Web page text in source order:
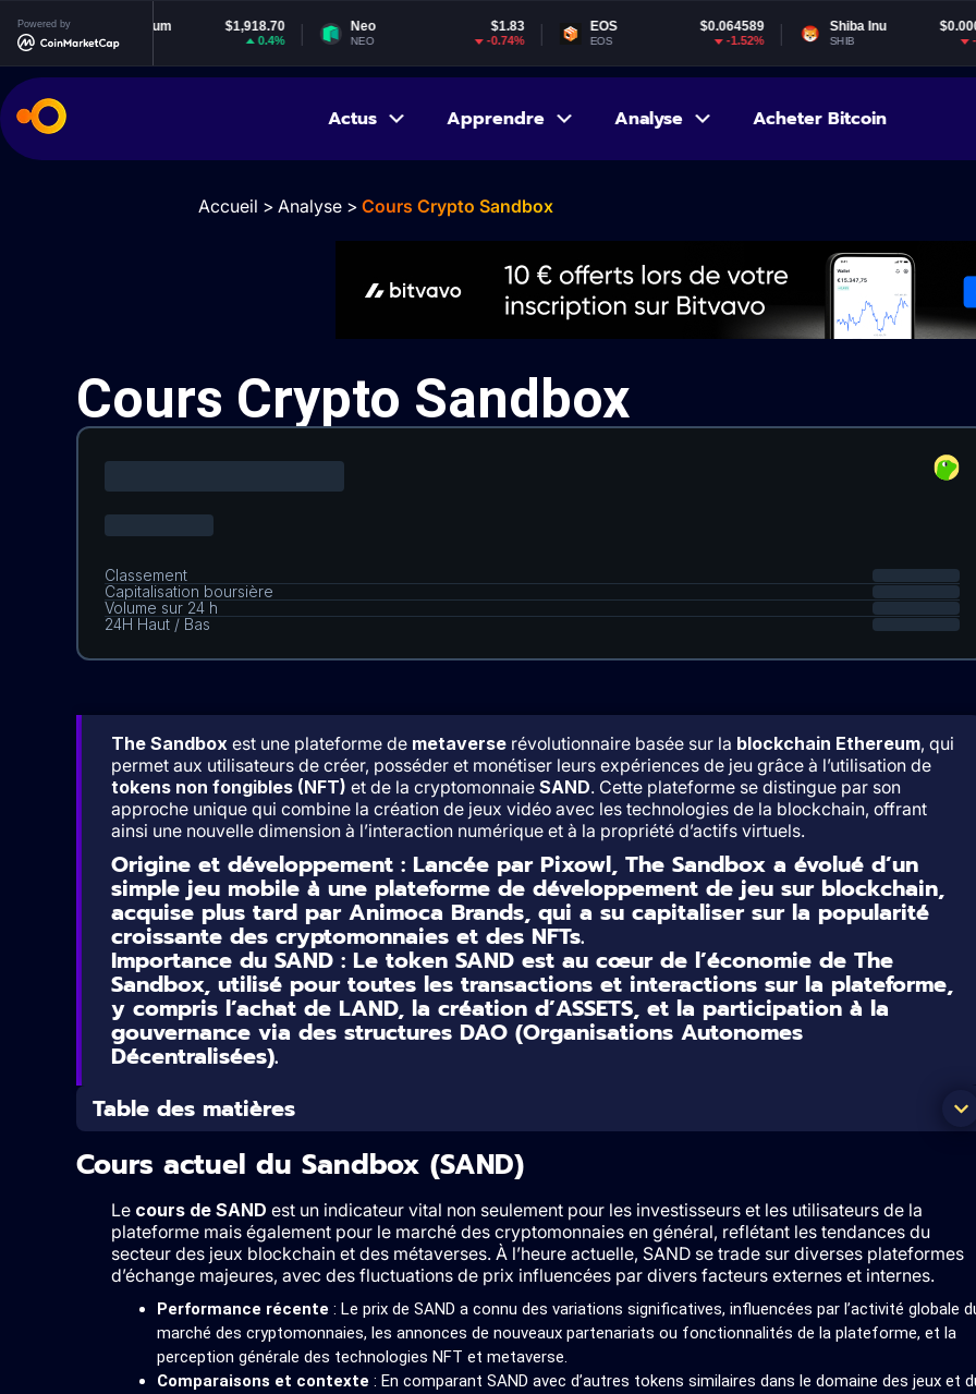
Powered by $1,918.70 Neo $1.83
-0.74%
$0.064589
EOS -1.52%
Shiba Inu $0.000005
SHIB -1.7%
Gala
GALA
Actus Apprendre Analyse Acheter Bitcoin
Accueil > Analyse > Cours Crypto Sandbox
Cours Crypto Sandbox
The Sandboxest une plateforme de metaverserévolutionnaire basée sur la blockchain Ethereum, qui
permet aux utilisateurs de créer, posséder et monétiser leurs expériences de jeu grâce à l’utilisation de
tokens non fongibles (NFT) et de la cryptomonnaie SAND. Cette plateforme se distingue par son
approche unique qui combine la création de jeux vidéo avec les technologies de la blockchain, offrant
ainsi une nouvelle dimension à l’interaction numérique et à la propriété d’actifs virtuels.
Origine et développement: Lancée par Pixowl, The Sandbox a évolué d’un
simple jeu mobile à une plateforme de développement de jeu sur blockchain,
acquise plus tard par Animoca Brands, qui a su capitaliser sur la popularité
croissante des cryptomonnaies et des NFTs.
Importance du SAND: Le token SAND est au cœur de l’économie de The
Sandbox, utilisé pour toutes les transactions et interactions sur la plateforme,
y compris l’achat de LAND, la création d’ASSETS, et la participation à la
gouvernance via des structures DAO (Organisations Autonomes
Décentralisées).
Table des matières
Cours actuel du Sandbox (SAND)
Le cours de SAND est un indicateur vital non seulement pour les investisseurs et les utilisateurs de la
plateforme mais également pour le marché des cryptomonnaies en général, reflétant les tendances du
secteur des jeux blockchain et des métaverses. À l’heure actuelle, SAND se trade sur diverses plateformes
d’échange majeures, avec des fluctuations de prix influencées par divers facteurs externes et internes.
Performance récente : Le prix de SAND a connu des variations significatives, influencées par l’activité globale
marché des cryptomonnaies, les annonces de nouveaux partenariats ou fonctionnalités de la plateforme, et la
perception générale des technologies NFT et metaverse.
Comparaisons et contexte : En comparant SAND avec d’autres tokens similaires dans le domaine des jeux et